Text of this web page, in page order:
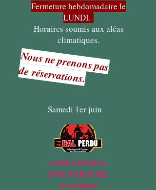
Fermeture hebdomadaire le
LUNDI.
Horaires soumis aux aléas
climatiques.
Nous ne prenons pas
deréservations.
Samedi 1er juin
CONCERT/BAL
D'OUVERTURE
de la saison